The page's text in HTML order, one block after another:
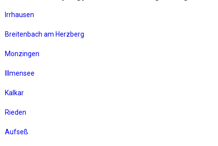
Irrhausen
Breitenbach am Herzberg
Monzingen
Illmensee
Kalkar
Rieden
Aufseß